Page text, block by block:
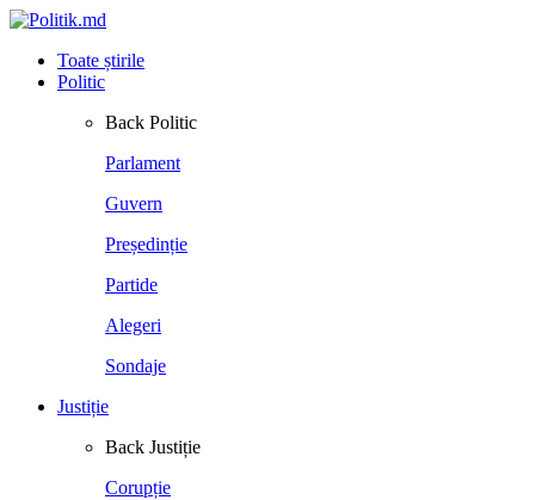
Toate știrile
Politic
Back Politic
Parlament
Guvern
Președinție
Partide
Alegeri
Sondaje
Justiție
Back Justiție
Corupție